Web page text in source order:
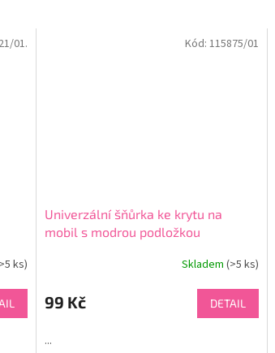
ks)
01.
Univerzální šňůrka ke krytu na
mobil s modrou podložkou
produktu
je
z
Skladem (>5 ks)
99 Kč DETAIL
...
Kód: 115875/01